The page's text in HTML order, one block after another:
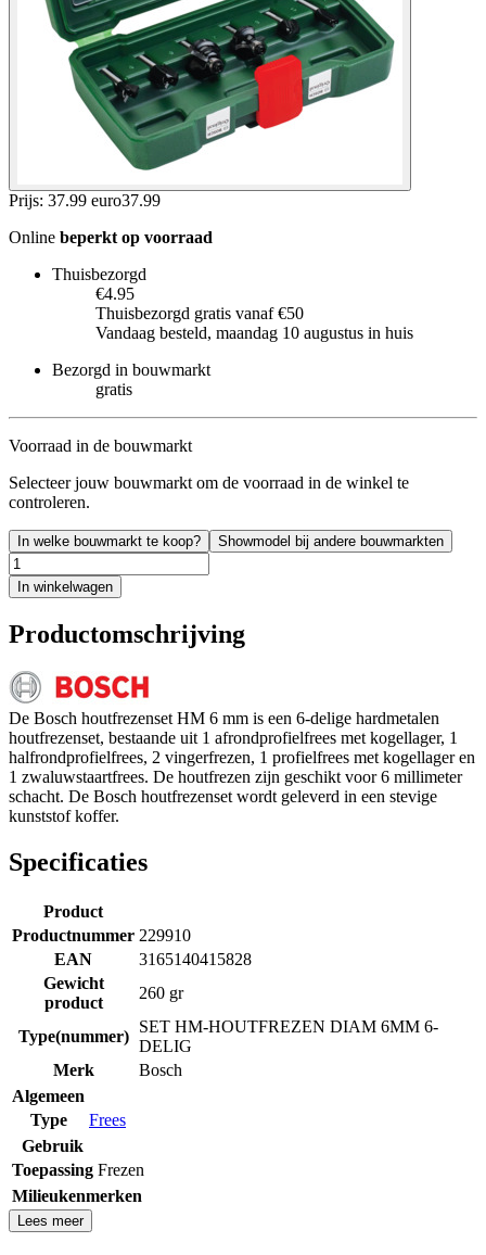
Prijs: 37.99 euro37.99
Online beperkt op voorraad
Thuisbezorgd
€4.95
Thuisbezorgd gratis vanaf €50
Vandaag besteld, maandag 10 augustus in huis
Bezorgd in bouwmarkt
gratis
Voorraad in de bouwmarkt
Selecteer jouw bouwmarkt om de voorraad in de winkel te
controleren.
In welke bouwmarkt te koop? Showmodel bij andere bouwmarkten
In winkelwagen
Productomschrijving
De Bosch houtfrezenset HM 6 mm is een 6-delige hardmetalen
houtfrezenset, bestaande uit 1 afrondprofielfrees met kogellager, 1
halfrondprofielfrees, 2 vingerfrezen, 1 profielfrees met kogellager en
1 zwaluwstaartfrees. De houtfrezen zijn geschikt voor 6 millimeter
schacht. De Bosch houtfrezenset wordt geleverd in een stevige
kunststof koffer.
Specificaties
Product
Productnummer 229910
EAN
3165140415828
Gewicht
product
260 gr
Type(nummer)
SET HM-HOUTFREZEN DIAM 6MM 6-
DELIG
Merk
Bosch
Algemeen
Type
Frees
Gebruik
Toepassing Frezen
Milieukenmerken
Lees meer